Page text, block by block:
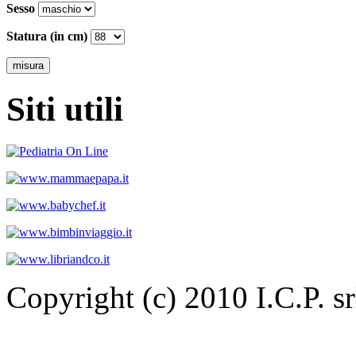
Sesso
Statura (in cm)
Siti utili
Copyright (c) 2010 I.C.P.